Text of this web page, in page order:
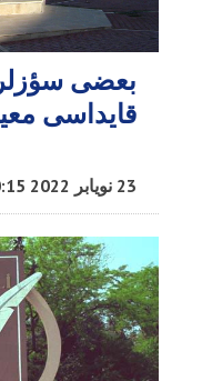
بعضی
قایداسی
23 نویابر 2022 10:15